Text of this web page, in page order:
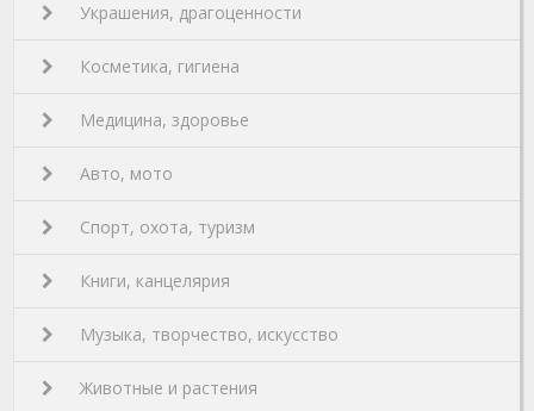
Украшения, драгоценности
Косметика, гигиена
Медицина, здоровье
Авто, мото
Спорт, охота, туризм
Книги, канцелярия
Музыка, творчество, искусство
Животные и растения